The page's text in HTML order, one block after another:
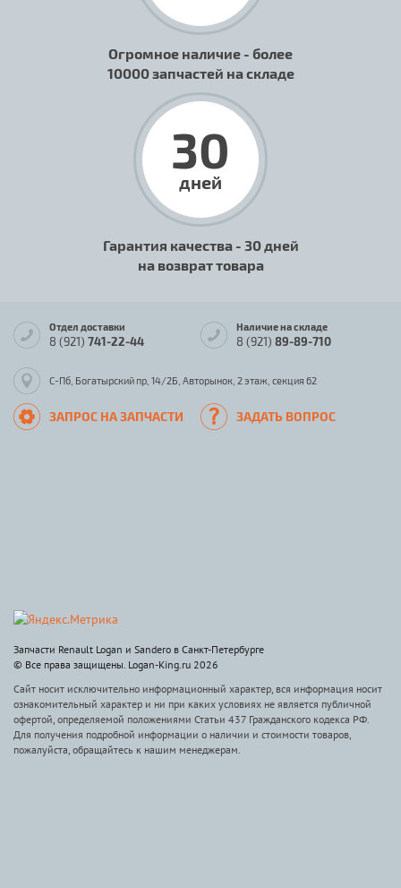
Огромное наличие - более
10000 запчастей на складе
30
дней
Гарантия качества - 30 дней
на возврат товара
Отдел доставки
8 (921) 741-22-44
Наличие на складе
8 (921) 89-89-710
С-Пб, Богатырский пр, 14/2Б, Авторынок, 2 этаж, секция 62
ЗАПРОС НА ЗАПЧАСТИ ЗАДАТЬ ВОПРОС
Запчасти Renault Logan и Sandero в Санкт-Петербурге
© Все права защищены. Logan-King.ru 2026
Сайт носит исключительно информационный характер, вся информация носит
ознакомительный характер и ни при каких условиях не является публичной
офертой, определяемой положениями Статьи 437 Гражданского кодекса РФ.
Для получения подробной информации о наличии и стоимости товаров,
пожалуйста, обращайтесь к нашим менеджерам.